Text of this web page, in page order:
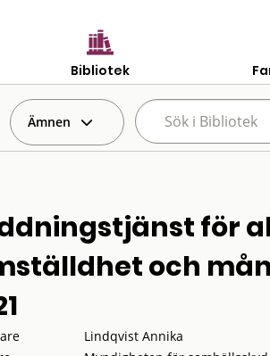
Bibliotek
Ämnen
för
och
Lindqvist Annika